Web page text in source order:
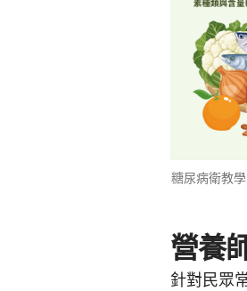
糖尿病衛教
營養
針對民眾